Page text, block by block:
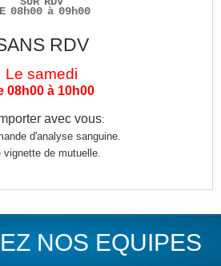
08h00 à 09h00
RDV
Le samedi
08h00 à 10h00
avec vous:
d'analyse sanguine.
vignette de mutuelle.
NOS EQUIPES